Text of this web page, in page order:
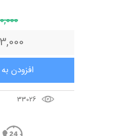
افزودن
33026